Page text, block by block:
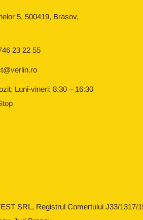
5, 500419, Brasov,
23 22 55
Luni-vineri: 8:30 – 16:30
SRL, Registrul Comertului J33/